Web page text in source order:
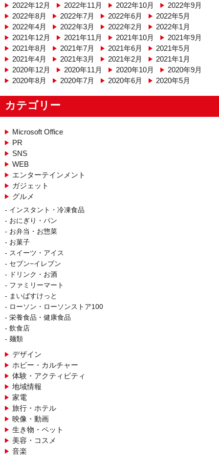
2022年12月
2022年11月 2022年10月
2022年9月
2022年8月
2022年7月 2022年6月
2022年5月
2022年4月
2022年3月 2022年2月
2022年1月
2021年12月
2021年11月 2021年10月
2021年9月
2021年8月
2021年7月 2021年6月
2021年5月
2021年4月
2021年3月 2021年2月
2021年1月
2020年12月
2020年11月 2020年10月
2020年9月
2020年8月
2020年7月 2020年6月 2020年5月
カテゴリー
Microsoft Office
PR
SNS
WEB
エンターテインメント
ガジェット
グルメ
インスタント・冷凍食品
おにぎり・パン
お弁当・お惣菜
お菓子
スイーツ・アイス
セブン−イレブン
ドリンク・お酒
ファミリーマート
まいばすけっと
ローソン・ローソンストア100
栄養食品・健康食品
飲食店
麺類
デザイン
ホビー・カルチャー
体験・アクティビティ
地域情報
家電
旅行・ホテル
映像・動画
生き物・ペット
美容・コスメ
音楽